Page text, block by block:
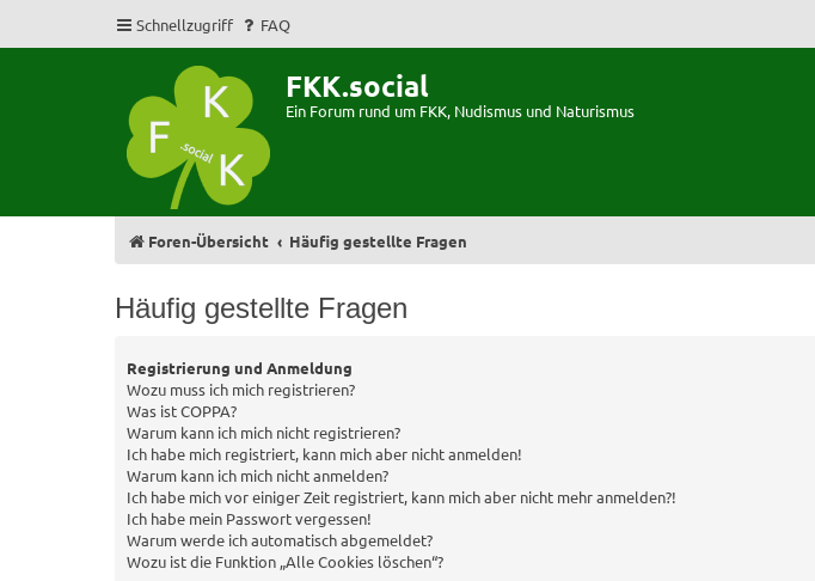
Schnellzugriff FAQ
FKK.social
Ein Forum rund um FKK, Nudismus und Naturismus
Foren-Übersicht Häufig gestellte Fragen
Häufig gestellte Fragen
Registrierung und Anmeldung
Wozu muss ich mich registrieren?
Was ist COPPA?
Warum kann ich mich nicht registrieren?
Ich habe mich registriert, kann mich aber nicht anmelden!
Warum kann ich mich nicht anmelden?
Ich habe mich vor einiger Zeit registriert, kann mich aber nicht mehr anmelden?!
Ich habe mein Passwort vergessen!
Warum werde ich automatisch abgemeldet?
Wozu ist die Funktion „Alle Cookies löschen“?